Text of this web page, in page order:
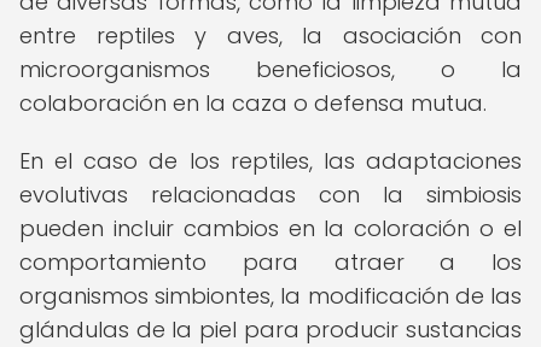
entre reptiles y aves, la asociación con
microorganismos beneficiosos, o la
colaboración en la caza o defensa mutua.
En el caso de los reptiles, las adaptaciones
evolutivas relacionadas con la simbiosis
pueden incluir cambios en la coloración o el
comportamiento para atraer a los
organismos simbiontes, la modificación de las
glándulas de la piel para producir sustancias